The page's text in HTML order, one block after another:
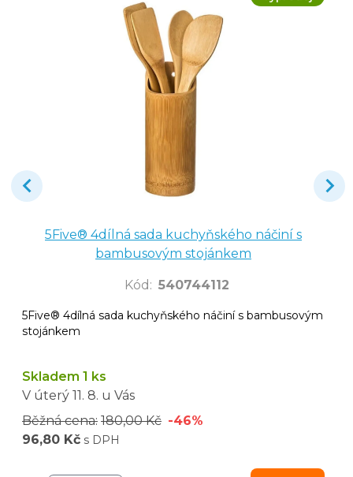
5Five® 4dílná sada kuchyňského náčiní s
bambusovým stojánkem
Kód : 540744112
5Five® 4dílná sada kuchyňského náčiní s bambusovým
stojánkem
Skladem 1 ks
V úterý 11. 8. u Vás
Běžná cena: 180,00 Kč -46%
96,80 Kč s DPH